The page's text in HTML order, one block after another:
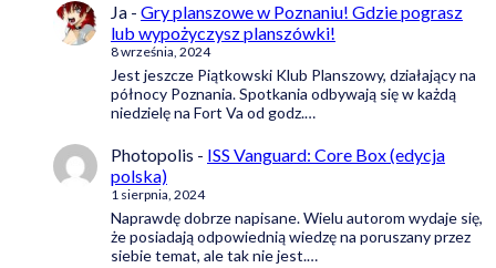
Ja - Gry planszowe w Poznaniu! Gdzie pograsz
lub wypożyczysz planszówki!
8 września, 2024
Jest jeszcze Piątkowski Klub Planszowy, działający na
północy Poznania. Spotkania odbywają się w każdą
niedzielę na Fort Va od godz.…
Photopolis - ISS Vanguard: Core Box (edycja
polska)
1 sierpnia, 2024
Naprawdę dobrze napisane. Wielu autorom wydaje się,
że posiadają odpowiednią wiedzę na poruszany przez
siebie temat, ale tak nie jest.…